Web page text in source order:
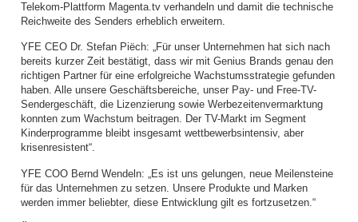
Telekom-Plattform Magenta.tv verhandeln und damit die technische
Reichweite des Senders erheblich erweitern.
YFE CEO Dr. Stefan Piëch: „Für unser Unternehmen hat sich nach
bereits kurzer Zeit bestätigt, dass wir mit Genius Brands genau den
richtigen Partner für eine erfolgreiche Wachstumsstrategie gefunden
haben. Alle unsere Geschäftsbereiche, unser Pay- und Free-TV-
Sendergeschäft, die Lizenzierung sowie Werbezeitenvermarktung
konnten zum Wachstum beitragen. Der TV-Markt im Segment
Kinderprogramme bleibt insgesamt wettbewerbsintensiv, aber
krisenresistent“.
YFE COO Bernd Wendeln: „Es ist uns gelungen, neue Meilensteine
für das Unternehmen zu setzen. Unsere Produkte und Marken
werden immer beliebter, diese Entwicklung gilt es fortzusetzen.“